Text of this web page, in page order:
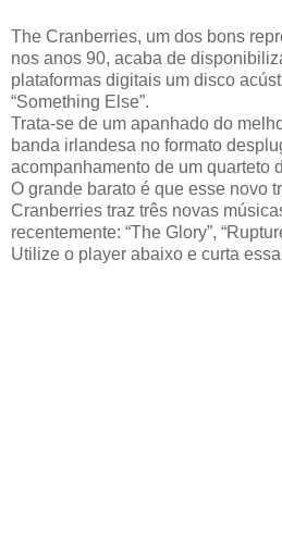
The Cranberries, um dos bons
nos anos 90, acaba de
plataformas digitais um disco
“Something Else”.
Trata-se de um apanhado do
banda irlandesa no formato
acompanhamento de um quarteto
O grande barato é que esse novo
Cranberries traz três novas
recentemente: “The Glory”,
Utilize o player abaixo e curta